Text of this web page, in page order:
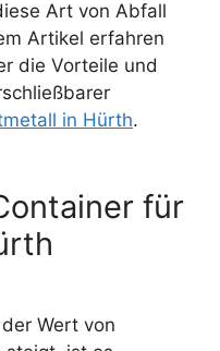
Art von Abfall
Artikel erfahren
die Vorteile und
in Hürth.
für
Wert von